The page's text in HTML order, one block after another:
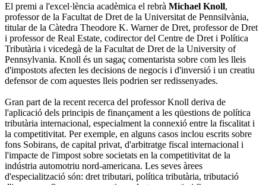
El premi a l'excel·lència acadèmica el rebrà Michael Knoll,
professor de la Facultat de Dret de la Universitat de Pennsilvània,
titular de la Càtedra Theodore K. Warner de Dret, professor de Dret
i professor de Real Estate, codirector del Centre de Dret i Política
Tributària i vicedegà de la Facultat de Dret de la University of
Pennsylvania. Knoll és un sagaç comentarista sobre com les lleis
d'impostots afecten les decisions de negocis i d'inversió i un creatiu
defensor de com aquestes lleis podrien ser redissenyades.
Gran part de la recent recerca del professor Knoll deriva de
l'aplicació dels principis de finançament a les qüestions de política
tributària internacional, especialment la connexió entre la fiscalitat i
la competitivitat. Per exemple, en alguns casos inclou escrits sobre
fons Sobirans, de capital privat, d'arbitratge fiscal internacional i
l'impacte de l'impost sobre societats en la competitivitat de la
indústria automotriu nord-americana. Les seves àrees
d'especialització són: dret tributari, política tributària, tributació